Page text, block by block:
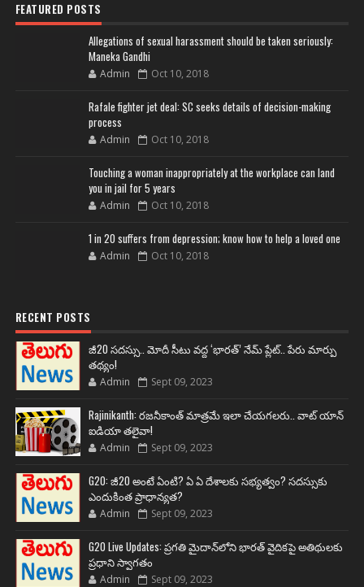
FEATURED POSTS
Allegations of sexual harassment should be taken seriously:
Maneka Gandhi
Admin Oct 10, 2018
Rafale fighter jet deal: SC seeks details of decision-making
process
Admin Oct 10, 2018
Touching a woman inappropriately at the workplace can land
you in jail for 5 years
Admin Oct 10, 2018
1 in 20 suffers from depression; know how to help a loved one
Admin Oct 10, 2018
RECENT POSTS
జీ20 సదస్సు.. మోదీ సీటు వద్ద ‘భారత్’ నేమ్ ప్లేట్‌.. పేరు మార్పు
తథ్యం!
Admin Sept 09, 2023
Rajinikanth: రజనీకాంత్ మాత్రమే ఇలా చేయగలరు.. వాట్ యాన్
ఐడియా తలైవా!
Admin Sept 09, 2023
G20: జీ20 అంటే ఏంటి? ఏ ఏ దేశాలకు సభ్యత్వం? సదస్సుకు
ఎందుకింత ప్రాధాన్యత?
Admin Sept 09, 2023
G20 Live Updates: ప్రగతి మైదాన్‌లోని భారత్ వైదికపై అతిథులకు
ప్రధాని స్వాగతం
Admin Sept 09, 2023